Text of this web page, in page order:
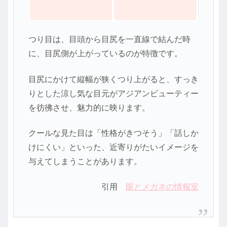
つり目は、目頭から目尻を一直線で結んだ時
に、目尻側が上がっているのが特徴です。
目尻にかけて縦幅が狭くつり上がると、すっき
りとした涼し気な目元がアジアンビューティー
を彷彿させ、魅力的に映ります。
クールな見た目は「性格がきつそう」「話しか
けにくい」といった、近寄りがたいイメージを
与えてしまうことがあります。
引用 眼とメガネの情報室